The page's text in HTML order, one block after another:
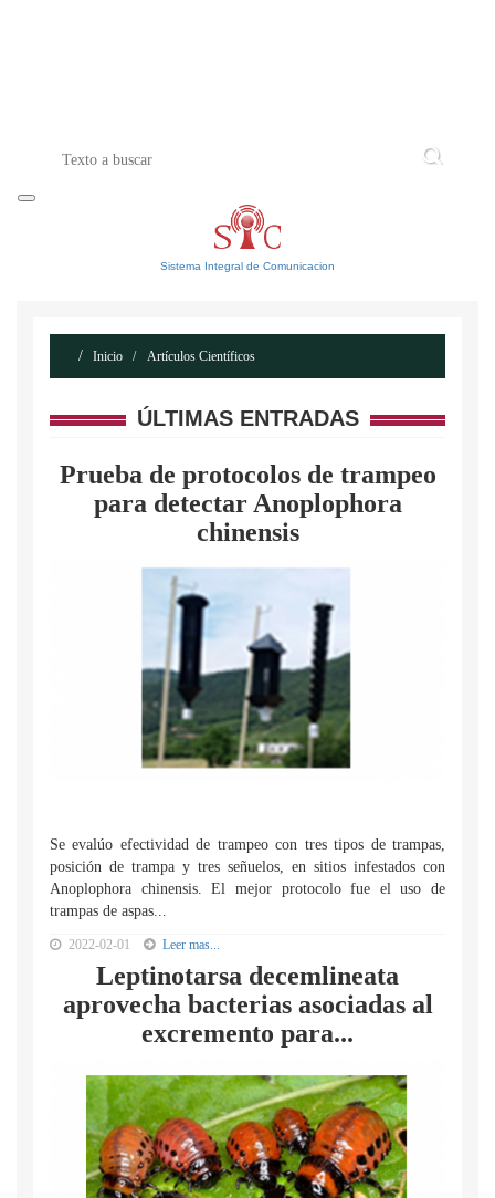
Sistema Integral de Comunicacion
Inicio Artículos Científicos
ÚLTIMAS ENTRADAS
Prueba de protocolos de trampeo
para detectar Anoplophora
chinensis
Se evalúo efectividad de trampeo con tres tipos de trampas,
posición de trampa y tres señuelos, en sitios infestados con
Anoplophora chinensis. El mejor protocolo fue el uso de
trampas de aspas...
2022-02-01 Leer mas...
Leptinotarsa decemlineata
aprovecha bacterias asociadas al
excremento para...